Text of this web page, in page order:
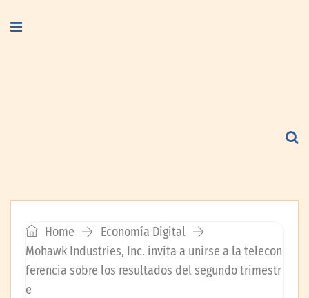
Home
Economía Digital
Mohawk Industries, Inc. invita a unirse a la telecon
ferencia sobre los resultados del segundo trimestr
e